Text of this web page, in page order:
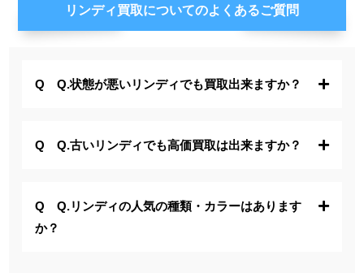
リンディ買取についてのよくあるご質問
Q.状態が悪いリンディでも買取出来ますか？
Q.古いリンディでも高価買取は出来ますか？
Q.リンディの人気の種類・カラーはあります
か？